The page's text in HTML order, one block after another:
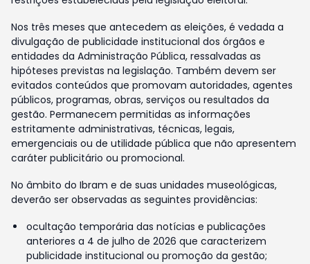
Nos três meses que antecedem as eleições, é vedada a
divulgação de publicidade institucional dos órgãos e
entidades da Administração Pública, ressalvadas as
hipóteses previstas na legislação. Também devem ser
evitados conteúdos que promovam autoridades, agentes
públicos, programas, obras, serviços ou resultados da
gestão. Permanecem permitidas as informações
estritamente administrativas, técnicas, legais,
emergenciais ou de utilidade pública que não apresentem
caráter publicitário ou promocional.
No âmbito do Ibram e de suas unidades museológicas,
deverão ser observadas as seguintes providências:
ocultação temporária das notícias e publicações
anteriores a 4 de julho de 2026 que caracterizem
publicidade institucional ou promoção da gestão;